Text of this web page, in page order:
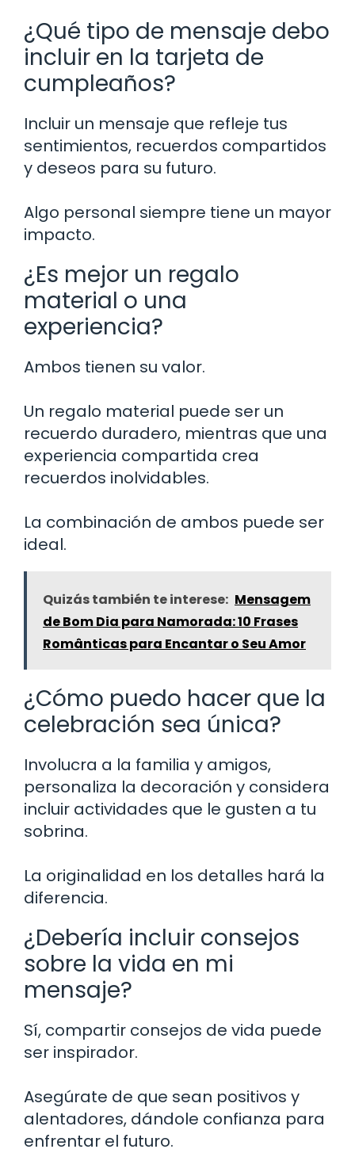
¿Qué tipo de mensaje debo
incluir en la tarjeta de
cumpleaños?
Incluir un mensaje que refleje tus
sentimientos, recuerdos compartidos
y deseos para su futuro.
Algo personal siempre tiene un mayor
impacto.
¿Es mejor un regalo
material o una
experiencia?
Ambos tienen su valor.
Un regalo material puede ser un
recuerdo duradero, mientras que una
experiencia compartida crea
recuerdos inolvidables.
La combinación de ambos puede ser
ideal.
Quizás también te interese: Mensagem
de Bom Dia para Namorada: 10 Frases
Românticas para Encantar o Seu Amor
¿Cómo puedo hacer que la
celebración sea única?
Involucra a la familia y amigos,
personaliza la decoración y considera
incluir actividades que le gusten a tu
sobrina.
La originalidad en los detalles hará la
diferencia.
¿Debería incluir consejos
sobre la vida en mi
mensaje?
Sí, compartir consejos de vida puede
ser inspirador.
Asegúrate de que sean positivos y
alentadores, dándole confianza para
enfrentar el futuro.